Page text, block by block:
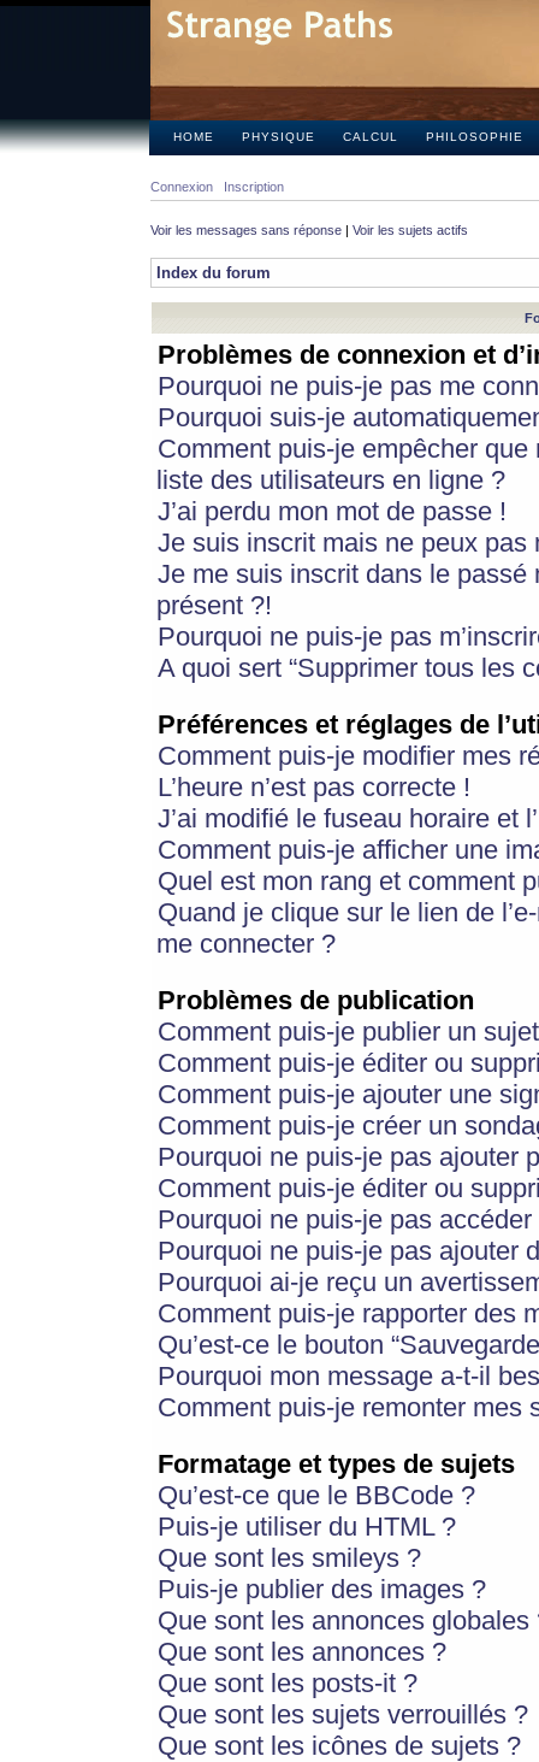
HOME PHYSIQUE CALCUL PHILOSOPHIE
Connexion Inscription
Voir les messages sans réponse | Voir les sujets actifs
Index du forum
Problèmes de connexion et
Pourquoi ne puis-je pas me
Pourquoi suis-je
Comment puis-je empêcher
liste des utilisateurs en ligne ?
J’ai perdu mon mot de passe !
Je suis inscrit mais ne peux pas
Je me suis inscrit dans le
présent ?!
Pourquoi ne puis-je pas
A quoi sert “Supprimer tous les
Préférences et réglages de
Comment puis-je modifier mes
L’heure n’est pas correcte !
J’ai modifié le fuseau horaire et
Comment puis-je afficher une
Quel est mon rang et comment
Quand je clique sur le lien de
me connecter ?
Problèmes de publication
Comment puis-je publier un
Comment puis-je éditer ou
Comment puis-je ajouter une
Comment puis-je créer un
Pourquoi ne puis-je pas ajouter
Comment puis-je éditer ou
Pourquoi ne puis-je pas
Pourquoi ne puis-je pas ajouter
Pourquoi ai-je reçu un
Comment puis-je rapporter des
Qu’est-ce le bouton
Pourquoi mon message a-t-il
Comment puis-je remonter mes
Formatage et types de sujets
Qu’est-ce que le BBCode ?
Puis-je utiliser du HTML ?
Que sont les smileys ?
Puis-je publier des images ?
Que sont les annonces globales
Que sont les annonces ?
Que sont les posts-it ?
Que sont les sujets verrouillés ?
Que sont les icônes de sujets ?